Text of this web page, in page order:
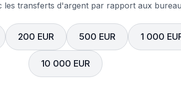
les transferts d'argent par rapport aux
200 EUR 500 EUR 1 000
10 000 EUR